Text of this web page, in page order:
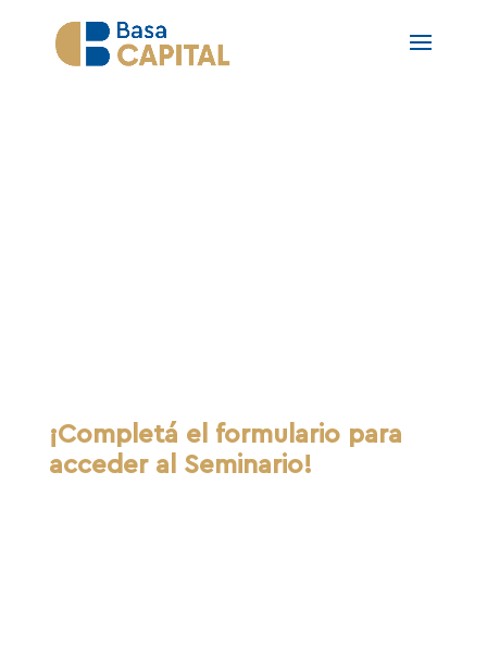
¡Completá el formulario para
acceder al Seminario!